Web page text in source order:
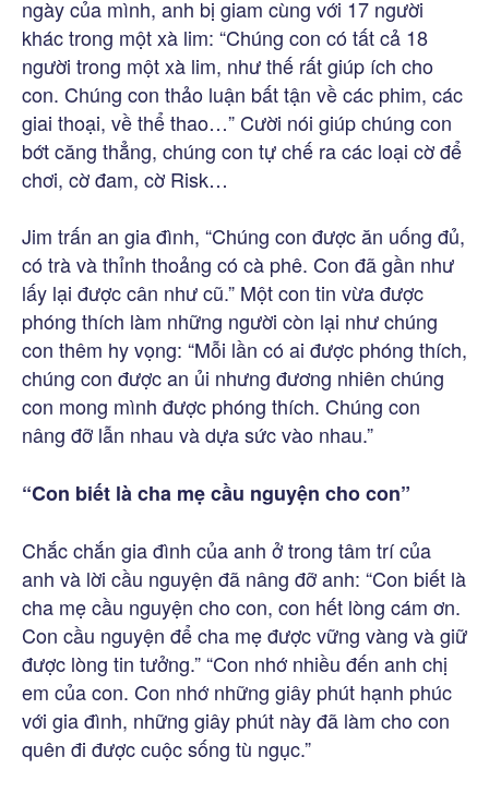
ngày của mình, anh bị giam cùng với 17 người
khác trong một xà lim: “Chúng con có tất cả 18
người trong một xà lim, như thế rất giúp ích cho
con. Chúng con thảo luận bất tận về các phim, các
giai thoại, về thể thao…” Cười nói giúp chúng con
bớt căng thẳng, chúng con tự chế ra các loại cờ để
chơi, cờ đam, cờ Risk…
Jim trấn an gia đình, “Chúng con được ăn uống đủ,
có trà và thỉnh thoảng có cà phê. Con đã gần như
lấy lại được cân như cũ.” Một con tin vừa được
phóng thích làm những người còn lại như chúng
con thêm hy vọng: “Mỗi lần có ai được phóng thích,
chúng con được an ủi nhưng đương nhiên chúng
con mong mình được phóng thích. Chúng con
nâng đỡ lẫn nhau và dựa sức vào nhau.”
“Con biết là cha mẹ cầu nguyện cho con”
Chắc chắn gia đình của anh ở trong tâm trí của
anh và lời cầu nguyện đã nâng đỡ anh: “Con biết là
cha mẹ cầu nguyện cho con, con hết lòng cám ơn.
Con cầu nguyện để cha mẹ được vững vàng và giữ
được lòng tin tưởng.” “Con nhớ nhiều đến anh chị
em của con. Con nhớ những giây phút hạnh phúc
với gia đình, những giây phút này đã làm cho con
quên đi được cuộc sống tù ngục.”